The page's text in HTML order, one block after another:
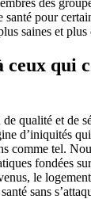
santé pour
saines et plus
ceux qui
qualité et de
d’iniquités
comme tel.
fondées
le
sans